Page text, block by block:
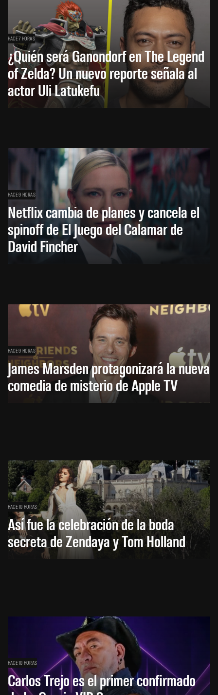
HACE 7 HORAS
¿Quién será Ganondorf en The Legend
of Zelda? Un nuevo reporte señala al
actor Uli Latukefu
HACE 9 HORAS
Netflix cambia de planes y cancela el
spinoff de El Juego del Calamar de
David Fincher
HACE 9 HORAS
James Marsden protagonizará la nueva
comedia de misterio de Apple TV
HACE 10 HORAS
Así fue la celebración de la boda
secreta de Zendaya y Tom Holland
HACE 10 HORAS
Carlos Trejo es el primer confirmado